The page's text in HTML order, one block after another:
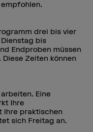
drei bis vier
bis
Endproben müssen
Zeiten können
Eine
Ihre
Ihre praktischen
sich Freitag an.